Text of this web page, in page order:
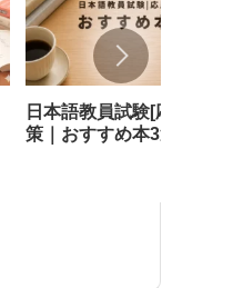
日本語教員試験[応用試験]
策｜おすすめ本3選